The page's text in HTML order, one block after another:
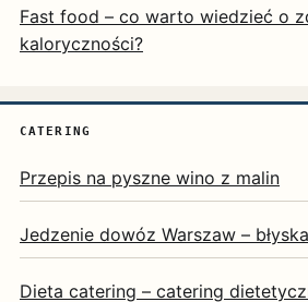
Fast food – co warto wiedzieć o
kaloryczności?
CATERING
Przepis na pyszne wino z malin
Jedzenie dowóz Warszaw –
Dieta catering – catering